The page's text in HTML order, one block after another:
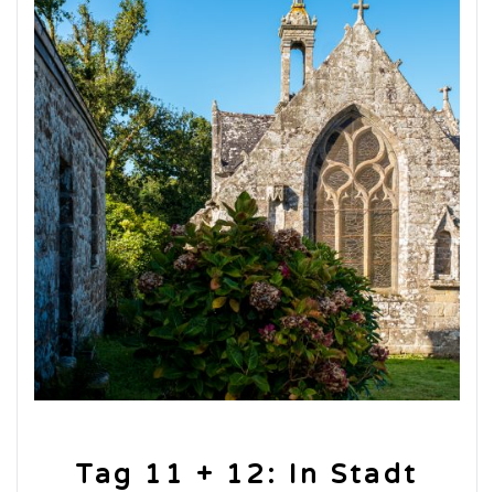
Tag 11 + 12: In Stadt